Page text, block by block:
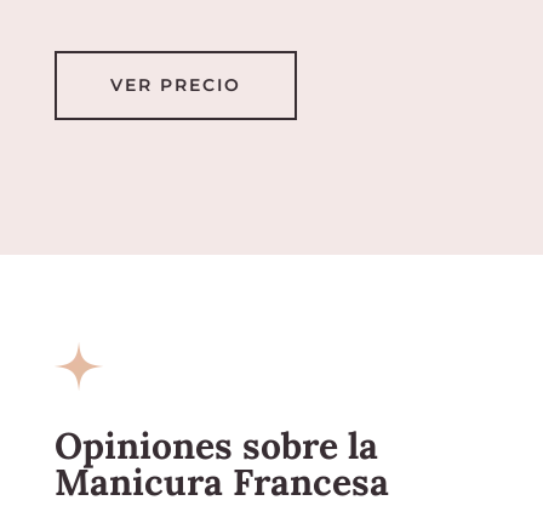
VER PRECIO
Opiniones sobre la
Manicura Francesa